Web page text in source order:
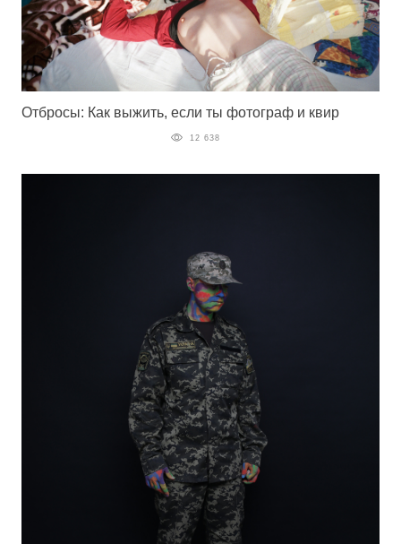
Отбросы: Как выжить, если ты фотограф и квир
12 638